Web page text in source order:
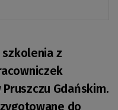
z
Gdańskim.
do